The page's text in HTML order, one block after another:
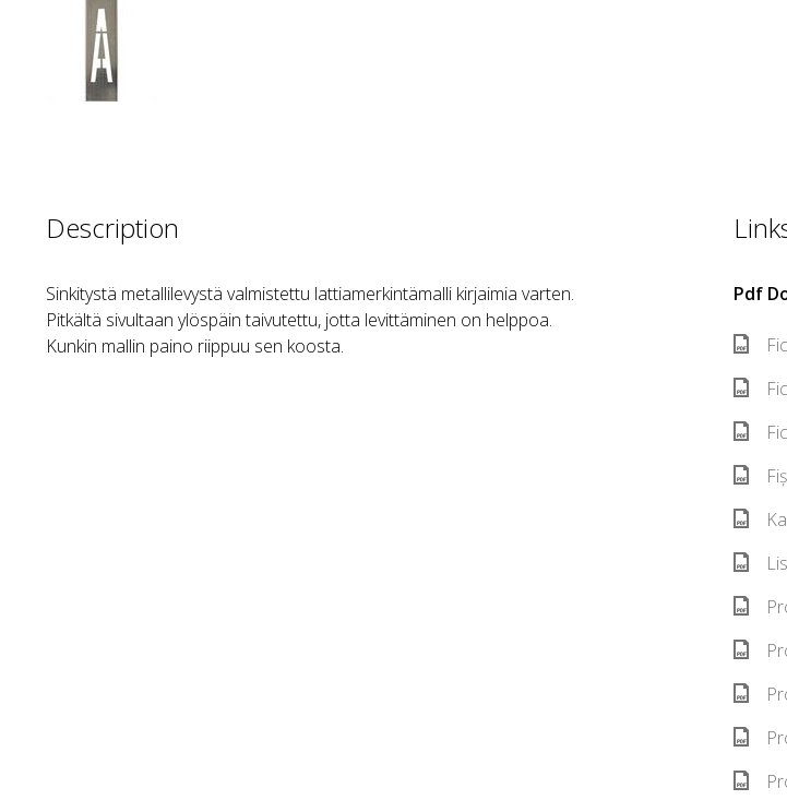
Description
Sinkitystä metallilevystä valmistettu lattiamerkintämalli kirjaimia varten.
Pitkältä sivultaan ylöspäin taivutettu, jotta levittäminen on helppoa.
Kunkin mallin paino riippuu sen koosta.
Pdf